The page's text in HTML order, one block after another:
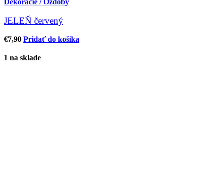
JELEŇ červený
€7,90 Pridať do košíka
1 na sklade